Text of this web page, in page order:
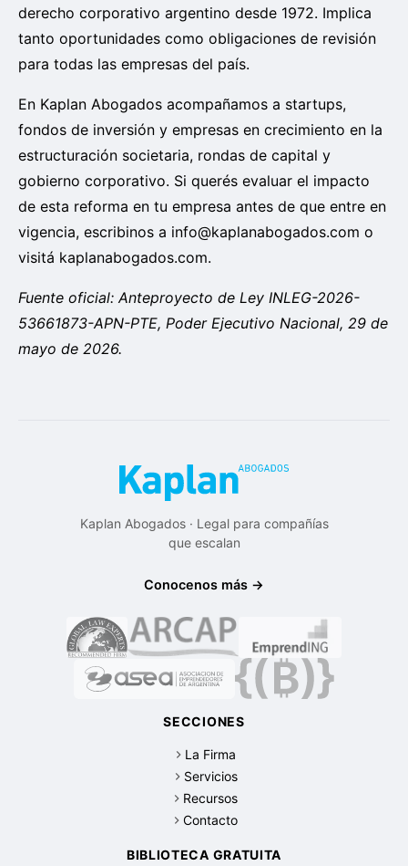
derecho corporativo argentino desde 1972. Implica
tanto oportunidades como obligaciones de revisión
para todas las empresas del país.
En Kaplan Abogados acompañamos a startups,
fondos de inversión y empresas en crecimiento en la
estructuración societaria, rondas de capital y
gobierno corporativo. Si querés evaluar el impacto
de esta reforma en tu empresa antes de que entre en
vigencia, escribinos a info@kaplanabogados.com o
visitá kaplanabogados.com.
Fuente oficial: Anteproyecto de Ley INLEG-2026-
53661873-APN-PTE, Poder Ejecutivo Nacional, 29 de
mayo de 2026.
Kaplan Abogados · Legal para compañías
que escalan
Conocenos más →
SECCIONES
La Firma
Servicios
Recursos
Contacto
BIBLIOTECA GRATUITA